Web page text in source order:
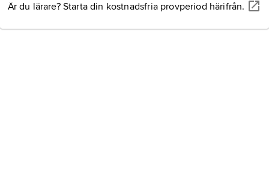
Är du lärare? Starta din kostnadsfria provperiod härifrån.